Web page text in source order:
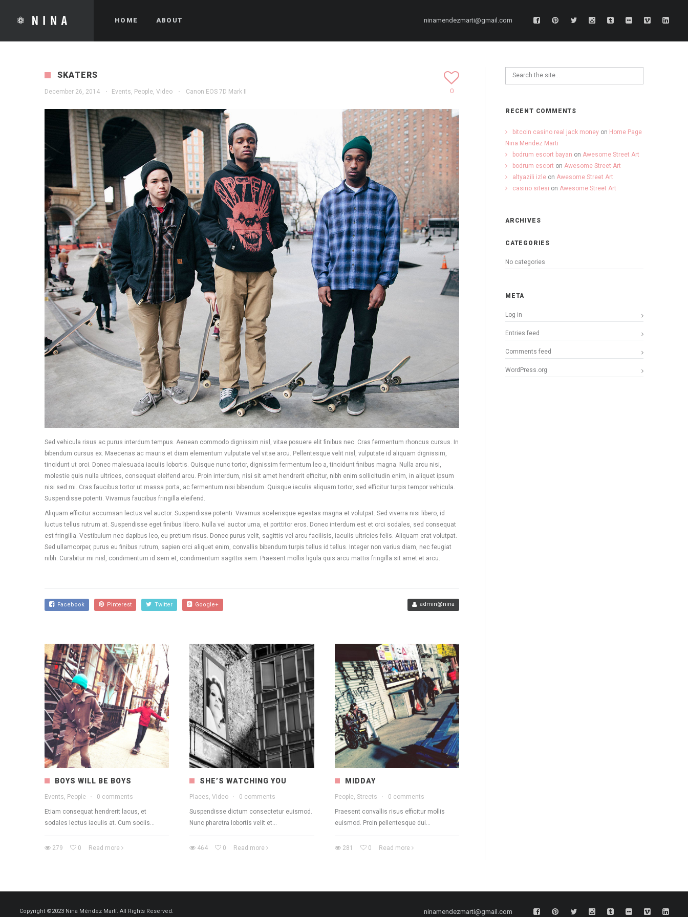
HOME ABOUT ninamendezmarti@gmail.com
SKATERS
December 26, 2014 · Events, People, Video · Canon EOS 7D Mark II 0
Sed vehicula risus ac purus interdum tempus. Aenean commodo dignissim nisl, vitae posuere elit finibus nec. Cras fermentum rhoncus cursus. In
bibendum cursus ex. Maecenas ac mauris et diam elementum vulputate vel vitae arcu. Pellentesque velit nisl, vulputate id aliquam dignissim,
tincidunt ut orci. Donec malesuada iaculis lobortis. Quisque nunc tortor, dignissim fermentum leo a, tincidunt finibus magna. Nulla arcu nisi,
molestie quis nulla ultrices, consequat eleifend arcu. Proin interdum, nisi sit amet hendrerit efficitur, nibh enim sollicitudin enim, in aliquet ipsum
nisi sed mi. Cras faucibus tortor ut massa porta, ac fermentum nisi bibendum. Quisque iaculis aliquam tortor, sed efficitur turpis tempor vehicula.
Suspendisse potenti. Vivamus faucibus fringilla eleifend.
Aliquam efficitur accumsan lectus vel auctor. Suspendisse potenti. Vivamus scelerisque egestas magna et volutpat. Sed viverra nisi libero, id
luctus tellus rutrum at. Suspendisse eget finibus libero. Nulla vel auctor urna, et porttitor eros. Donec interdum est et orci sodales, sed consequat
est fringilla. Vestibulum nec dapibus leo, eu pretium risus. Donec purus velit, sagittis vel arcu facilisis, iaculis ultricies felis. Aliquam erat volutpat.
Sed ullamcorper, purus eu finibus rutrum, sapien orci aliquet enim, convallis bibendum turpis tellus id tellus. Integer non varius diam, nec feugiat
nibh. Curabitur mi nisl, condimentum id sem et, condimentum sagittis sem. Praesent mollis ligula quis arcu mattis fringilla sit amet et arcu.
Facebook Pinterest Twitter Google+ admin@nina
BOYS WILL BE BOYS
Events, People · 0 comments
Etiam consequat hendrerit lacus, et
sodales lectus iaculis at. Cum sociis...
279 0 Read more
SHE’S WATCHING YOU
Places, Video · 0 comments
Suspendisse dictum consectetur euismod.
Nunc pharetra lobortis velit et...
464 0 Read more
MIDDAY
People, Streets · 0 comments
Praesent convallis risus efficitur mollis
euismod. Proin pellentesque dui...
281 0 Read more
RECENT COMMENTS
bitcoin casino real jack money on Home Page
Nina Mendez Marti
bodrum escort bayan on Awesome Street Art
bodrum escort on Awesome Street Art
altyazili izle on Awesome Street Art
casino sitesi on Awesome Street Art
ARCHIVES
CATEGORIES
No categories
META
Log in
Entries feed
Comments feed
WordPress.org
Copyright ©2023 Nina Méndez Martí. All Rights Reserved. ninamendezmarti@gmail.com